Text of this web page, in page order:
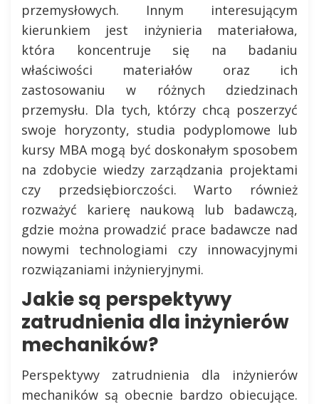
przemysłowych. Innym interesującym
kierunkiem jest inżynieria materiałowa,
która koncentruje się na badaniu
właściwości materiałów oraz ich
zastosowaniu w różnych dziedzinach
przemysłu. Dla tych, którzy chcą poszerzyć
swoje horyzonty, studia podyplomowe lub
kursy MBA mogą być doskonałym sposobem
na zdobycie wiedzy zarządzania projektami
czy przedsiębiorczości. Warto również
rozważyć karierę naukową lub badawczą,
gdzie można prowadzić prace badawcze nad
nowymi technologiami czy innowacyjnymi
rozwiązaniami inżynieryjnymi.
Jakie są perspektywy
zatrudnienia dla inżynierów
mechaników?
Perspektywy zatrudnienia dla inżynierów
mechaników są obecnie bardzo obiecujące.